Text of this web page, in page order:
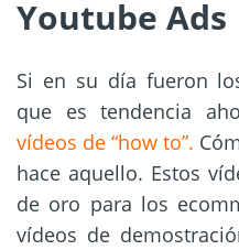
Youtube Ads
Si en su día fueron
que es tendencia
vídeos de “how to”.
hace aquello. Estos
de oro para los
vídeos de